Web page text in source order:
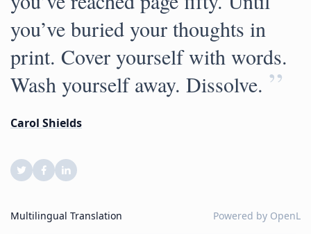
you’ve buried your thoughts in
print. Cover yourself with words.
Wash yourself away. Dissolve. ”
Carol Shields
Multilingual Translation Powered by OpenL